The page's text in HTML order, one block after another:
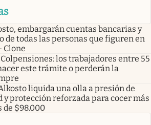
embargarán cuentas bancarias y
de todas las personas que figuren en
Clone
Colpensiones: los trabajadores entre 55
este trámite o perderán la
liquida una olla a presión de
y protección reforzada para cocer más
de $98.000